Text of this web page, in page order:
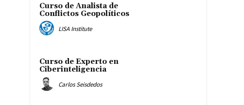
Curso de Analista de
Conflictos Geopolíticos
LISA Institute
Curso de Experto en
Ciberinteligencia
Carlos Seisdedos